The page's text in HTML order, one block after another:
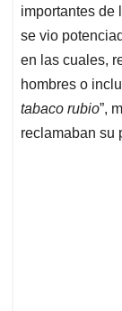
importantes de
se vio
en las cuales,
hombres o
tabaco rubio”,
reclamaban su